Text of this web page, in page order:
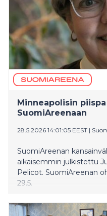
Minneapolisin
SuomiAreenaan
28.5.2026 14:01:05 EEST |
SuomiAreenan
aikaisemmin julkistettu
Pelicot. SuomiAreenan
29.5.